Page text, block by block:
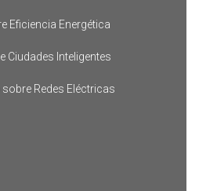
Eficiencia Energética
Ciudades Inteligentes
sobre Redes Eléctricas